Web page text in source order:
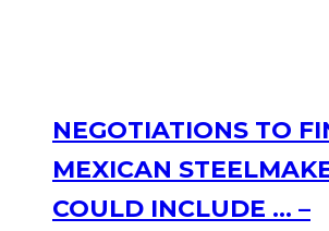
NEGOTIATIONS TO
MEXICAN
COULD INCLUDE … –